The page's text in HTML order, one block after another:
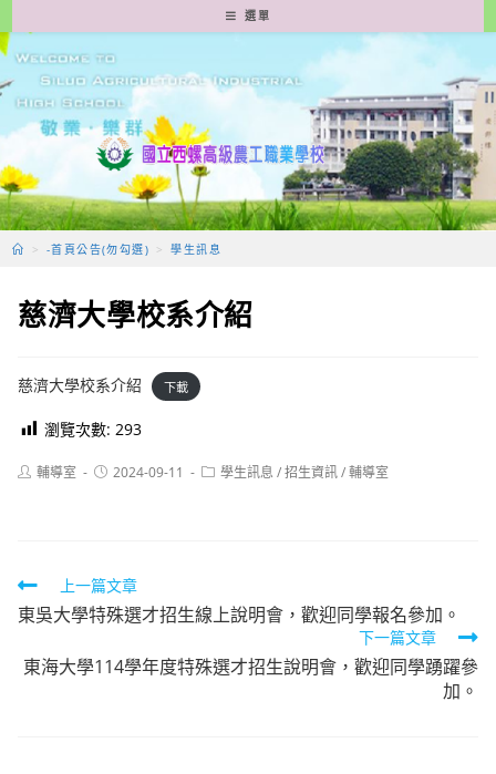
轉
至
要
容
選單
> -首頁公告(勿勾選) > 學生訊息
慈濟大學校系介紹
慈濟大學校系介紹 下載
瀏覽次數: 293
Post輔導室
Post2024-09-11
Post學生訊息 /招生資訊/輔導室
Read
more
articles
上一篇文章
東吳大學特殊選才招生線上說明會，歡迎同學報名參加。
下一篇文章
東海大學114學年度特殊選才招生說明會，歡迎同學踴躍參
加。